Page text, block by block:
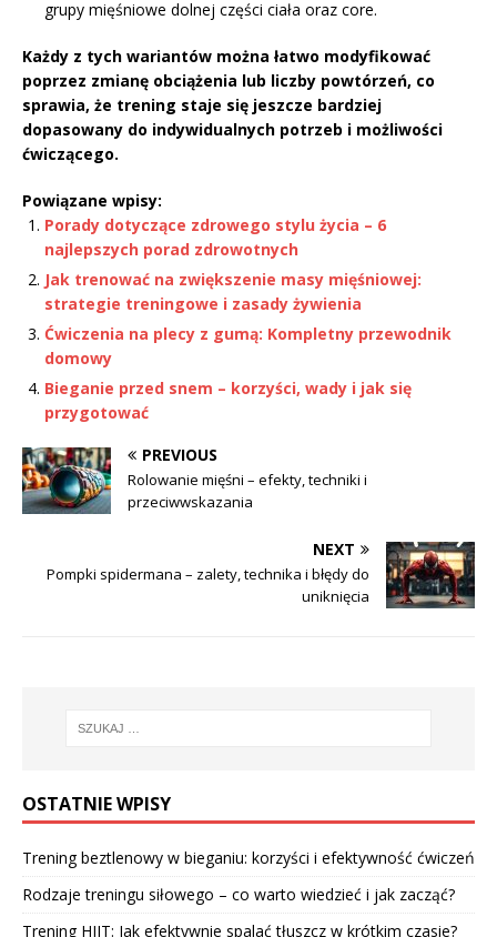
grupy mięśniowe dolnej części ciała oraz core.
Każdy z tych wariantów można łatwo modyfikować
poprzez zmianę obciążenia lub liczby powtórzeń, co
sprawia, że trening staje się jeszcze bardziej
dopasowany do indywidualnych potrzeb i możliwości
ćwiczącego.
Powiązane wpisy:
Porady dotyczące zdrowego stylu życia – 6
najlepszych porad zdrowotnych
Jak trenować na zwiększenie masy mięśniowej:
strategie treningowe i zasady żywienia
Ćwiczenia na plecy z gumą: Kompletny przewodnik
domowy
Bieganie przed snem – korzyści, wady i jak się
przygotować
PREVIOUS
Rolowanie mięśni – efekty, techniki i
przeciwwskazania
NEXT
Pompki spidermana – zalety, technika i błędy do
uniknięcia
OSTATNIE WPISY
Trening beztlenowy w bieganiu: korzyści i efektywność ćwiczeń
Rodzaje treningu siłowego – co warto wiedzieć i jak zacząć?
Trening HIIT: Jak efektywnie spalać tłuszcz w krótkim czasie?